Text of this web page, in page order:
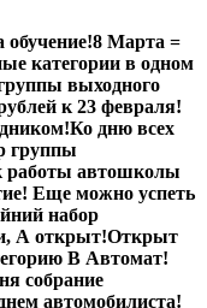
обучение!8 Марта =
категории в одном
выходного
к 23 февраля!
Ко дню всех
группы
работы автошколы
Еще можно успеть
набор
А открыт!Открыт
В Автомат!
собрание
автомобилиста!